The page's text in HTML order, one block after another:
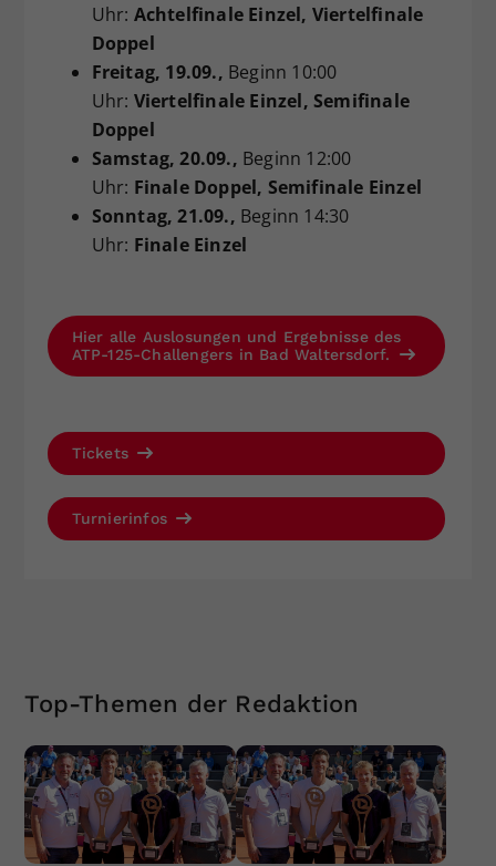
Uhr: Achtelfinale Einzel, Viertelfinale
Doppel
Freitag, 19.09., Beginn 10:00
Uhr: Viertelfinale Einzel, Semifinale
Doppel
Samstag, 20.09., Beginn 12:00
Uhr: Finale Doppel, Semifinale Einzel
Sonntag, 21.09., Beginn 14:30
Uhr: Finale Einzel
Hier alle Auslosungen und Ergebnisse des
ATP-125-Challengers in Bad Waltersdorf.
Tickets
Turnierinfos
Top-Themen der Redaktion